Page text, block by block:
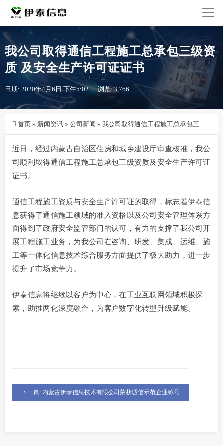
我公司取得通信工程施工总承包三级资
质 及安全生产许可证证书
日期: 2020年4月6日 下午5:02 浏览: 3,766
首页 » 新闻资讯 » 公司新闻 » 我公司取得通信工程施工总承包三级资质 及安全生产许可证证书
近日，经过内蒙古自治区住房和城乡建设厅审查核准，我公
司顺利取得通信工程施工总承包三级资质及安全生产许可证
证书。
通信工程施工资质与安全生产许可证的取得，标志着伊泰信
息获得了通信施工领域的准入资格以及公司安全管理体系方
面得到了政府安全监管部门的认可，有力的支撑了我公司开
展工程施工业务，为我公司在咨询、研发、集成、运维、施
工等一体化信息技术综合服务方面提供了极大助力，进一步
提升了市场竞争力。
伊泰信息将继续以客户为中心，在工业互联网领域积极探
索，助推两化深度融合，为客户数字化转型升级赋能。
下一篇: 内蒙古伊泰信息技术有限公司荣获诚信示范企业称号